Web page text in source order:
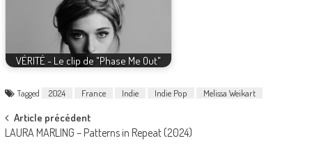
VÉRITÉ - Le clip de "Phase Me Out"
Tagged 2024 France Indie Indie Pop Melissa Weikart
Post
navigation
Article précédent
LAURA MARLING – Patterns in Repeat (2024)